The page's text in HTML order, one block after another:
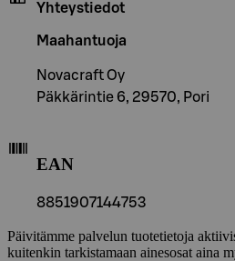
Yhteystiedot
Maahantuoja
Novacraft Oy
Päkkärintie 6, 29570, Pori
EAN
8851907144753
Päivitämme palvelun tuotetietoja
kuitenkin tarkistamaan ainesosat aina